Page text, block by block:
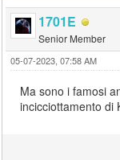
1701E
Senior Member
05-07-2023, 07:58 AM
Ma sono i famosi
incicciottamento di